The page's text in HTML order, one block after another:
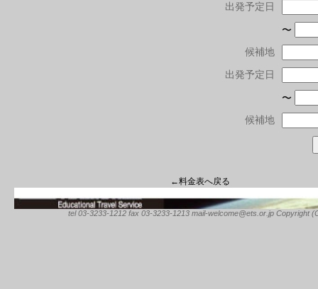
出発予定日
〜
候補地
出発予定日
〜
候補地
←料金表へ戻る
tel 03-3233-1212 fax 03-3233-1213 mail-welcome@ets.or.jp Copyright